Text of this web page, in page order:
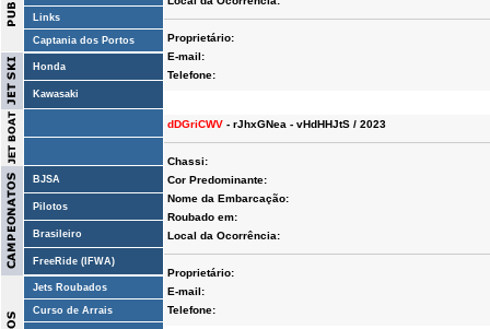
Links
Captania dos Portos
Honda
Kawasaki
BJSA
Pilotos
Brasileiro
FreeRide (IFWA)
Jets Roubados
Curso de Arrais
Proprietário:
E-mail:
Telefone:
dDGriCWV - rJhxGNea - vHdHHJtS / 2023
Chassi:
Cor Predominante:
Nome da Embarcação:
Roubado em:
Local da Ocorrência:
Proprietário:
E-mail:
Telefone: